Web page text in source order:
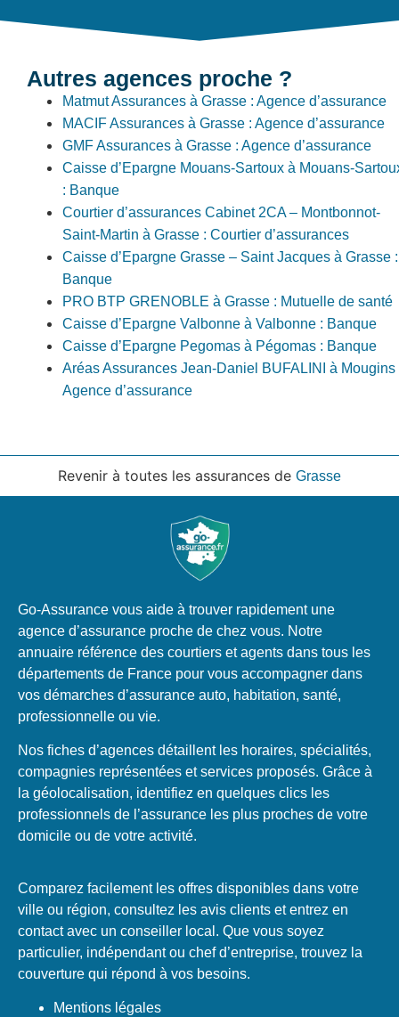
Autres agences proche ?
Matmut Assurances à Grasse : Agence d’assurance
MACIF Assurances à Grasse : Agence d’assurance
GMF Assurances à Grasse : Agence d’assurance
Caisse d’Epargne Mouans-Sartoux à Mouans-
: Banque
Courtier d’assurances Cabinet 2CA – Montbonnot-
Saint-Martin à Grasse : Courtier d’assurances
Caisse d’Epargne Grasse – Saint Jacques à Grasse :
Banque
PRO BTP GRENOBLE à Grasse : Mutuelle de santé
Caisse d’Epargne Valbonne à Valbonne : Banque
Caisse d’Epargne Pegomas à Pégomas : Banque
Aréas Assurances Jean-Daniel BUFALINI à Mougins
Agence d’assurance
Revenir à toutes les assurances de Grasse
Go-Assurance vous aide à trouver rapidement une
agence d’assurance proche de chez vous. Notre
annuaire référence des courtiers et agents dans tous les
départements de France pour vous accompagner dans
vos démarches d’assurance auto, habitation, santé,
professionnelle ou vie.
Nos fiches d’agences détaillent les horaires, spécialités,
compagnies représentées et services proposés. Grâce à
la géolocalisation, identifiez en quelques clics les
professionnels de l’assurance les plus proches de votre
domicile ou de votre activité.
Comparez facilement les offres disponibles dans votre
ville ou région, consultez les avis clients et entrez en
contact avec un conseiller local. Que vous soyez
particulier, indépendant ou chef d’entreprise, trouvez la
couverture qui répond à vos besoins.
Mentions légales